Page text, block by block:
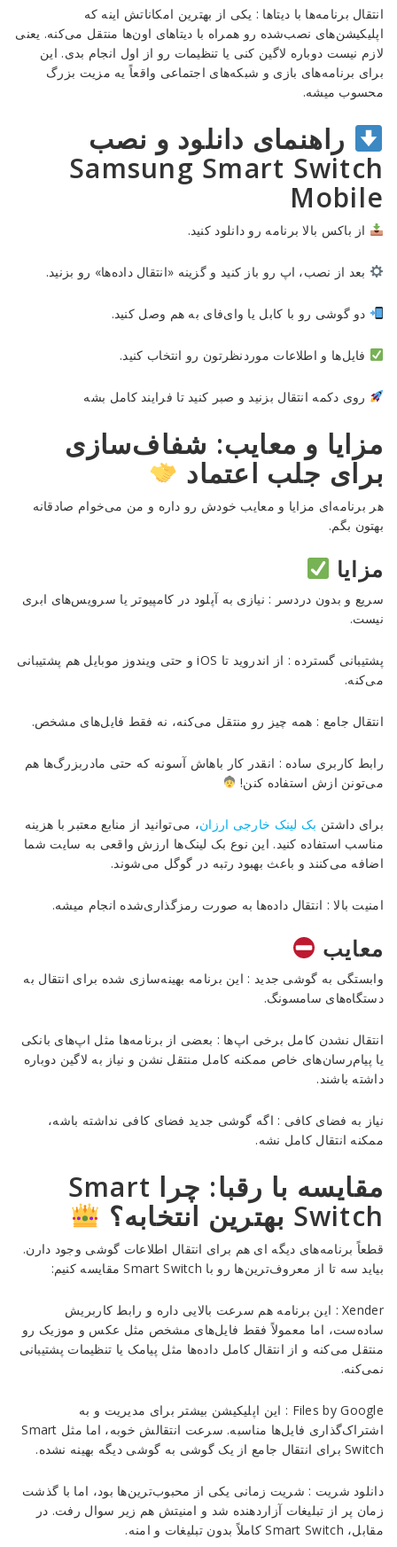
انتقال برنامه‌ها با دیتاها : یکی از بهترین امکاناتش اینه که
اپلیکیشن‌های نصب‌شده رو همراه با دیتاهای اون‌ها منتقل می‌کنه. یعنی
لازم نیست دوباره لاگین کنی یا تنظیمات رو از اول انجام بدی. این
برای برنامه‌های بازی و شبکه‌های اجتماعی واقعاً یه مزیت بزرگ
محسوب میشه.
راهنمای دانلود و نصب
Samsung Smart Switch
Mobile
از باکس بالا برنامه رو دانلود کنید.
بعد از نصب، اپ رو باز کنید و گزینه «انتقال داده‌ها» رو بزنید.
دو گوشی رو با کابل یا وای‌فای به هم وصل کنید.
فایل‌ها و اطلاعات موردنظرتون رو انتخاب کنید.
روی دکمه انتقال بزنید و صبر کنید تا فرایند کامل بشه
مزایا و معایب: شفاف‌سازی
برای جلب اعتماد
هر برنامه‌ای مزایا و معایب خودش رو داره و من می‌خوام صادقانه
بهتون بگم.
مزایا
سریع و بدون دردسر : نیازی به آپلود در کامپیوتر یا سرویس‌های ابری
نیست.
پشتیبانی گسترده : از اندروید تا iOS و حتی ویندوز موبایل هم پشتیبانی
می‌کنه.
انتقال جامع : همه چیز رو منتقل می‌کنه، نه فقط فایل‌های مشخص.
رابط کاربری ساده : انقدر کار باهاش آسونه که حتی مادربزرگ‌ها هم
می‌تونن ازش استفاده کنن!
برای داشتن بک لینک خارجی ارزان، می‌توانید از منابع معتبر با هزینه
مناسب استفاده کنید. این نوع بک لینک‌ها ارزش واقعی به سایت شما
اضافه می‌کنند و باعث بهبود رتبه در گوگل می‌شوند.
امنیت بالا : انتقال داده‌ها به صورت رمزگذاری‌شده انجام میشه.
معایب
وابستگی به گوشی جدید : این برنامه بهینه‌سازی شده برای انتقال به
دستگاه‌های سامسونگ.
انتقال نشدن کامل برخی اپ‌ها : بعضی از برنامه‌ها مثل اپ‌های بانکی
یا پیام‌رسان‌های خاص ممکنه کامل منتقل نشن و نیاز به لاگین دوباره
داشته باشند.
نیاز به فضای کافی : اگه گوشی جدید فضای کافی نداشته باشه،
ممکنه انتقال کامل نشه.
مقایسه با رقبا: چرا Smart
Switch بهترین انتخابه؟
قطعاً برنامه‌های دیگه ای هم برای انتقال اطلاعات گوشی وجود دارن.
بیاید سه تا از معروف‌ترین‌ها رو با Smart Switch مقایسه کنیم:
Xender : این برنامه هم سرعت بالایی داره و رابط کاربریش
ساده‌ست، اما معمولاً فقط فایل‌های مشخص مثل عکس و موزیک رو
منتقل می‌کنه و از انتقال کامل داده‌ها مثل پیامک یا تنظیمات پشتیبانی
نمی‌کنه.
Files by Google : این اپلیکیشن بیشتر برای مدیریت و به
اشتراک‌گذاری فایل‌ها مناسبه. سرعت انتقالش خوبه، اما مثل Smart
Switch برای انتقال جامع از یک گوشی به گوشی دیگه بهینه نشده.
دانلود شریت : شریت زمانی یکی از محبوب‌ترین‌ها بود، اما با گذشت
زمان پر از تبلیغات آزاردهنده شد و امنیتش هم زیر سوال رفت. در
مقابل، Smart Switch کاملاً بدون تبلیغات و امنه.